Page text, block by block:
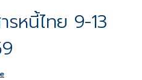
รหนี้ไทย 9-13